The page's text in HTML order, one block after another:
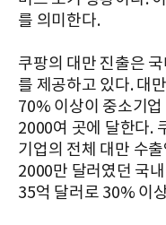
를 의미한다.
쿠팡의 대만 진출은
를 제공하고 있다. 대
70% 이상이 중소기
2000여 곳에 달한다.
기업의 전체 대만 수
2000만 달러였던 국
35억 달러로 30% 이